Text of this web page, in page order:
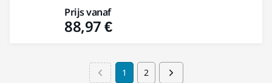
Prijs vanaf
88,97 €
1 2